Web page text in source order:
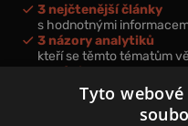
3 nejčtenější články
s hodnotnými
3 názory analytiků
kteří se těmto tématům
nová videa a podcasty
k prohloubení vašich
Tyto